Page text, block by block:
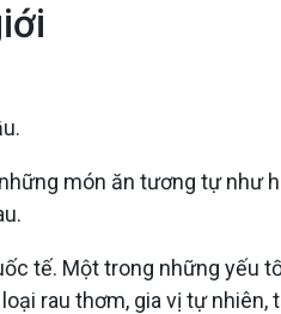
món ăn tương tự như
tế. Một trong những yếu
rau thơm, gia vị tự nhiên,